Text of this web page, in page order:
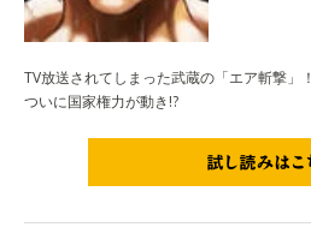
TV放送されてしまった武蔵の「エア斬撃」！
ついに国家権力が動き!?